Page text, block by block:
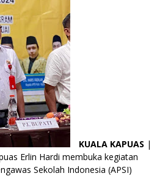
KUALA KAPUAS |
Erlin Hardi membuka kegiatan
Sekolah Indonesia (APSI)